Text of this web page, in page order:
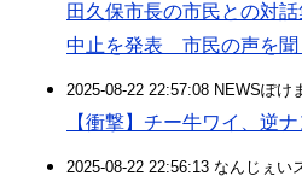
田久保市長の市民との対
中止を発表 市民の声を聞
2025-08-22 22:57:08 NEWSぽけ
【衝撃】チー牛ワイ、逆
2025-08-22 22:56:13 なんじぇい